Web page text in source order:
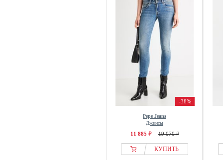
-38%
Pepe Jeans
Джинсы
11 885 ₽ 19 070 ₽
КУПИТЬ